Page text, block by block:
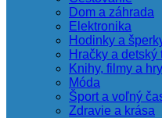
Dom a záhrada
Elektronika
Hodinky a
Hračky a detský
Knihy, filmy a hry
Móda
Šport a voľný
Zdravie a krása